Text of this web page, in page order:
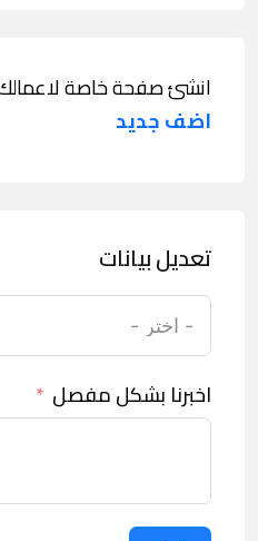
انشئ صفحة خاصة لاعمالك
اضف جديد
تعديل بيانات
اخبرنا بشكل مفصل